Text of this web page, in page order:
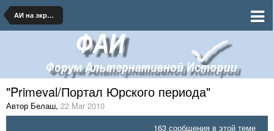
АИ на экране
"Primeval/Портал Юрского периода"
Автор Белаш, 22 Mar 2010
163 сообщения в этой теме